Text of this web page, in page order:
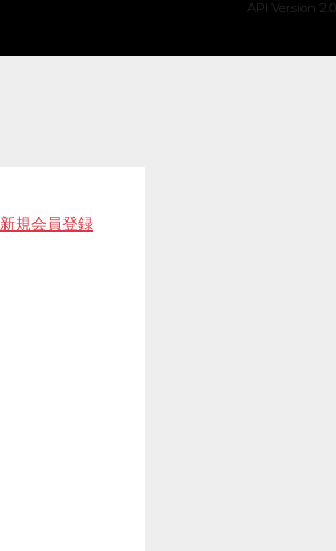
API Version 2.0
新規会員登録